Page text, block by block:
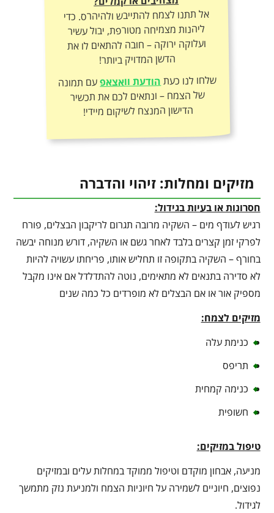
אל תתנו לצמח להתייבש ולהיהרס. כדי
ליהנות מצמיחה מטורפת, יבול עשיר
ועלוקה ירוקה – חובה להתאים לו את
הדשן המדויק ביותר!
שלחו לנו כעתהודעת וואצאפעם תמונה
של הצמח – ונתאים לכם את תכשיר
הדישון המנצח לשיקום מיידי!
מזיקים ומחלות: זיהוי והדברה
חסרונות או בעיות בגידול:
רגיש לעודף מים – השקיה מרובה תגרום לריקבון הבצלים, פורח
לפרקי זמן קצרים בלבד לאחר גשם או השקיה, דורש מנוחה יבשה
בחורף – השקיה בתקופה זו תחליש אותו, פריחתו עשויה להיות
לא סדירה בתנאים לא מתאימים, נוטה להתדלדל אם אינו מקבל
מספיק אור או אם הבצלים לא מופרדים כל כמה שנים
מזיקים לצמח:
כנימת עלה
תריפס
כנימה קמחית
חשופית
טיפול במזיקים:
מניעה, אבחון מוקדם וטיפול ממוקד במחלות עלים ובמזיקים
נפוצים, חיוניים לשמירה על חיוניות הצמח ולמניעת נזק מתמשך
לגידול.